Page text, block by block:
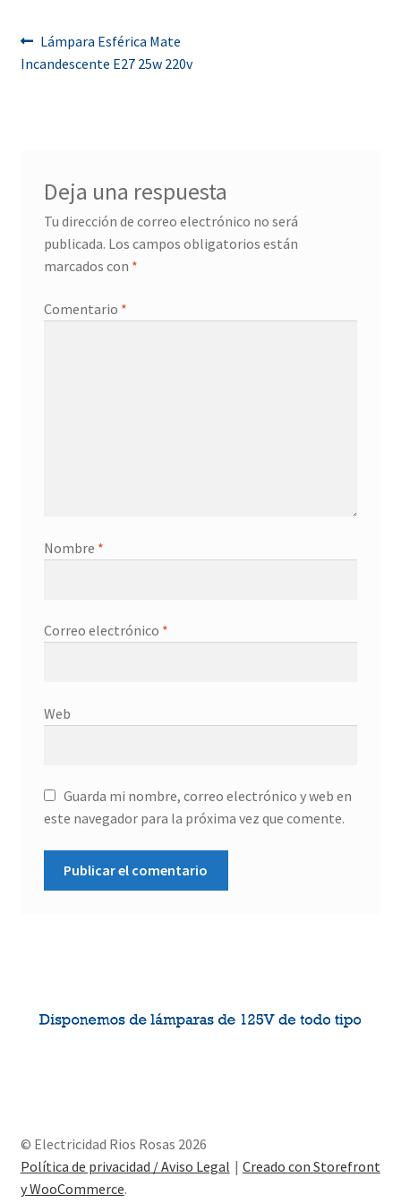
Navegación
de
Anterior:
Lámpara Esférica Mate
Incandescente E27 25w 220v
Deja una respuesta
Tu dirección de correo electrónico no será
publicada. Los campos obligatorios están
marcados con *
Comentario *
Nombre *
Correo electrónico *
Web
Guarda mi nombre, correo electrónico y web en
este navegador para la próxima vez que comente.
© Electricidad Rios Rosas 2026
Política de privacidad / Aviso Legal
Creado con Storefront
y WooCommerce.